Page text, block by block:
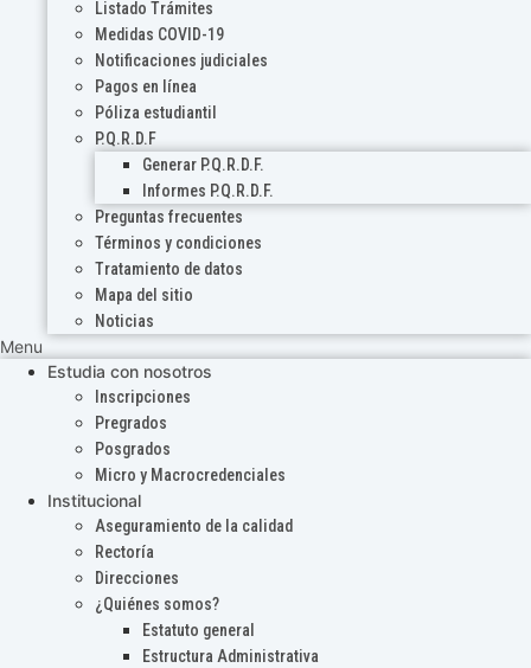
Listado Trámites
Medidas COVID-19
Notificaciones judiciales
Pagos en línea
Póliza estudiantil
P.Q.R.D.F
Generar P.Q.R.D.F.
Informes P.Q.R.D.F.
Preguntas frecuentes
Términos y condiciones
Tratamiento de datos
Mapa del sitio
Noticias
Menu
Estudia con nosotros
Inscripciones
Pregrados
Posgrados
Micro y Macrocredenciales
Institucional
Aseguramiento de la calidad
Rectoría
Direcciones
¿Quiénes somos?
Estatuto general
Estructura Administrativa